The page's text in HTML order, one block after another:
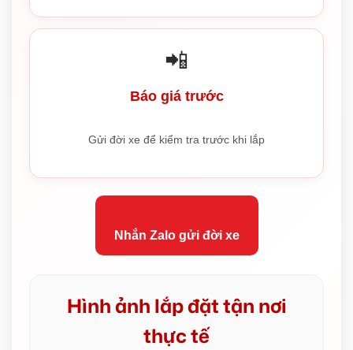
📲
Báo giá trước
Gửi đời xe để kiểm tra trước khi lắp
Nhắn Zalo gửi đời xe
Hình ảnh lắp đặt tận nơi
thực tế